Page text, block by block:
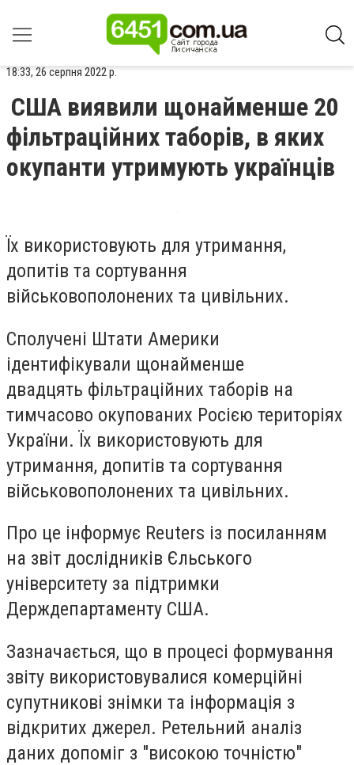
18:33, 26 серпня 2022 р.
США виявили щонайменше 20
фільтраційних таборів, в яких
окупанти утримують українців
Їх використовують для утримання,
допитів та сортування
військовополонених та цивільних.
Сполучені Штати Америки
ідентифікували щонайменше
двадцять фільтраційних таборів на
тимчасово окупованих Росією територіях
України. Їх використовують для
утримання, допитів та сортування
військовополонених та цивільних.
Про це інформує Reuters із посиланням
на звіт дослідників Єльського
університету за підтримки
Держдепартаменту США.
Зазначається, що в процесі формування
звіту використовувалися комерційні
супутникові знімки та інформація з
відкритих джерел. Ретельний аналіз
даних допоміг з "високою точністю"